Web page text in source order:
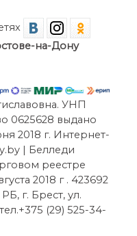
на-Дону
УНП
0625628 выдано
2018 г. Интернет-
| Белледи
реестре
2018 г . 423692
г. Брест, ул.
(29) 525-34-